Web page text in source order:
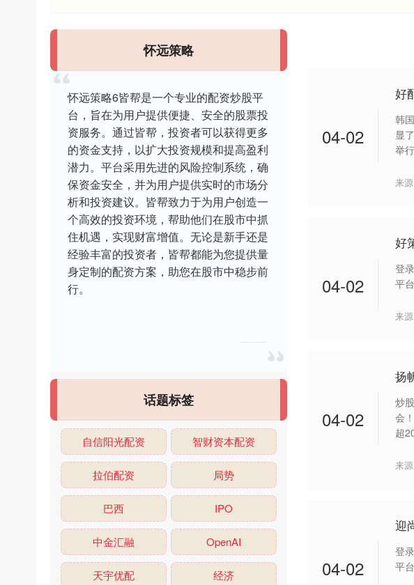
04-02
好
韩
显
举
来
04-02
好
登
平
来
04-02
扬
炒
会
超
来
04-02
迎
登
平
怀远策略
怀远策略6皆帮是一个专业的配资炒股平
台，旨在为用户提供便捷、安全的股票投
资服务。通过皆帮，投资者可以获得更多
的资金支持，以扩大投资规模和提高盈利
潜力。平台采用先进的风险控制系统，确
保资金安全，并为用户提供实时的市场分
析和投资建议。皆帮致力于为用户创造一
个高效的投资环境，帮助他们在股市中抓
住机遇，实现财富增值。无论是新手还是
经验丰富的投资者，皆帮都能为您提供量
身定制的配资方案，助您在股市中稳步前
行。
话题标签
自信阳光配资 智财资本配资
拉伯配资 局势
巴西 IPO
中金汇融 OpenAI
天宇优配 经济